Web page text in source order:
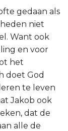
gedaan als
niet
Want ook
en voor
het
doet God
te leven
Jakob ook
dat de
alle de